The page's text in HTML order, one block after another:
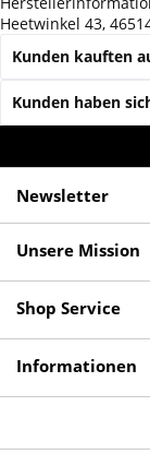
Heetwinkel 43,
Kunden kauften
Kunden haben
Newsletter
Unsere Mission
Shop Service
Informationen